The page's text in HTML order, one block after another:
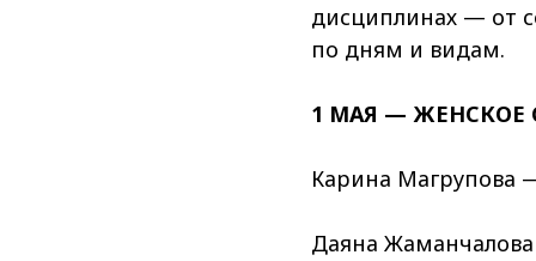
дисциплинах — от
по дням и видам.
1 МАЯ — ЖЕНСКОЕ
Карина Магрупова
Даяна